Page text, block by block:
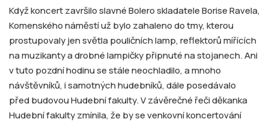
Když koncert završilo slavné Bolero skladatele Borise Ravela,
Komenského náměstí už bylo zahaleno do tmy, kterou
prostupovaly jen světla pouličních lamp, reflektorů mířících
na muzikanty a drobné lampičky připnuté na stojanech. Ani
v tuto pozdní hodinu se stále neochladilo, a mnoho
návštěvníků, i samotných hudebníků, dále posedávalo
před budovou Hudební fakulty. V závěrečné řeči děkanka
Hudební fakulty zmínila, že by se venkovní koncertování